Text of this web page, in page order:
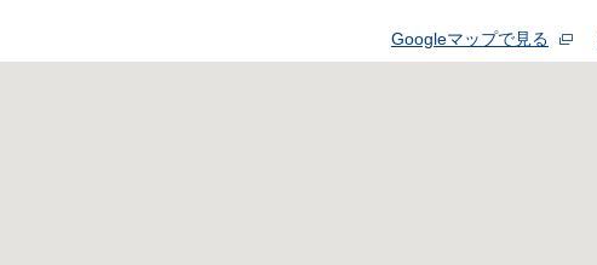
Googleマップで見る